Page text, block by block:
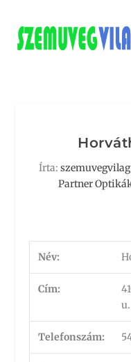
Írta: szemuvegvilag
Partner
Név:
Cím:
Telefonszám: